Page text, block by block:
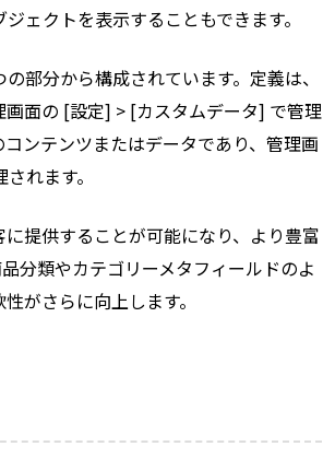
ェクトを表示することもできます。
部分から構成されています。定義は、
面の [設定] > [カスタムデータ] で管理
ンテンツまたはデータであり、管理画
れます。
提供することが可能になり、より豊富
分類やカテゴリーメタフィールドのよ
がさらに向上します。